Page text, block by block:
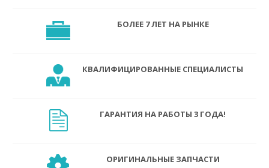
БОЛЕЕ 7 ЛЕТ НА РЫНКЕ
КВАЛИФИЦИРОВАННЫЕ СПЕЦИАЛИСТЫ
ГАРАНТИЯ НА РАБОТЫ 3 ГОДА!
ОРИГИНАЛЬНЫЕ ЗАПЧАСТИ